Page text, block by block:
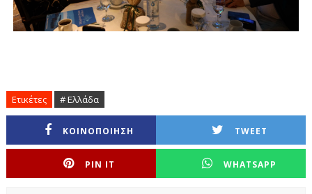
Ετικέτες # Ελλάδα
ΚΟΙΝΟΠΟΙΗΣΗ TWEET
PIN IT WHATSAPP